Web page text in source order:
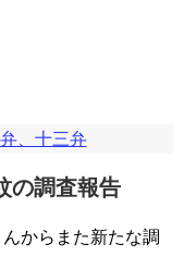
、十三弁
の調査報告
からまた新たな調